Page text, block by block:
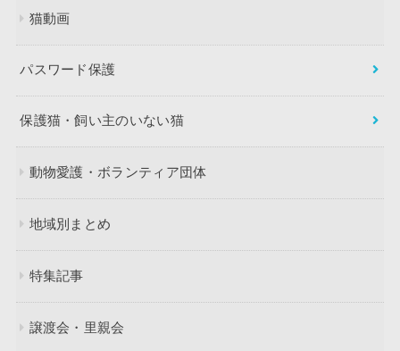
猫動画
パスワード保護
保護猫・飼い主のいない猫
動物愛護・ボランティア団体
地域別まとめ
特集記事
譲渡会・里親会